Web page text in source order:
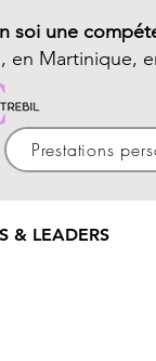
soi une
en Martinique,
Prestations
& LEADERS